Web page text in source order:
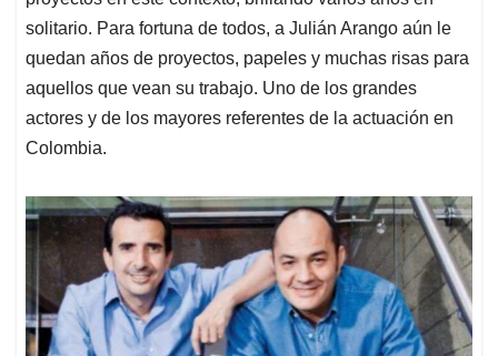
solitario. Para fortuna de todos, a Julián Arango aún le
quedan años de proyectos, papeles y muchas risas para
aquellos que vean su trabajo. Uno de los grandes
actores y de los mayores referentes de la actuación en
Colombia.